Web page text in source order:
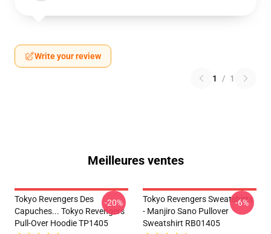
Write your review
1 / 1
Meilleures ventes
Tokyo Revengers Des
Capuches... Tokyo Revengers
Pull-Over Hoodie TP1405
-20%
Tokyo Revengers Sweatshirts
- Manjiro Sano Pullover
Sweatshirt RB01405
-6%